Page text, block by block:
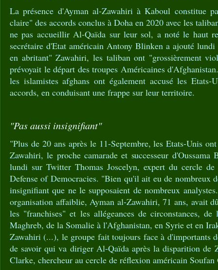
La présence d'Ayman al-Zawahiri à Kaboul constitue
claire" des accords conclus à Doha en 2020 avec les
ne pas accueillir Al-Qaïda sur leur sol, a noté le haut
secrétaire d'Etat américain Antony Blinken a ajouté lundi
en abritant" Zawahiri, les taliban ont "grossièrement
prévoyait le départ des troupes Américaines
les islamistes afghans ont également accusé les Etats-
accords, en conduisant une frappe sur leur territoire.
"Pas aussi insignifiant"
"Plus de 20 ans après le 11-Septembre, les Etats-Unis
Zawahiri, le proche camarade et successeur d'Oussama
lundi sur Twitter Thomas Joscelyn, expert du cercle
Defense of Democracies. "Bien qu'il ait eu de nombreux
insignifiant que ne le supposaient de nombreux
organisation affaiblie, Ayman al-Zawahiri, 71 ans, avait
les "franchises" et les allégeances de circonstances, de
Maghreb, de la Somalie à l'Afghanistan, en Syrie et en
Zawahiri (...), le groupe fait toujours face à d'importants
de savoir qui va diriger Al-Qaïda après la disparition de
Clarke, chercheur au cercle de réflexion américain Soufan